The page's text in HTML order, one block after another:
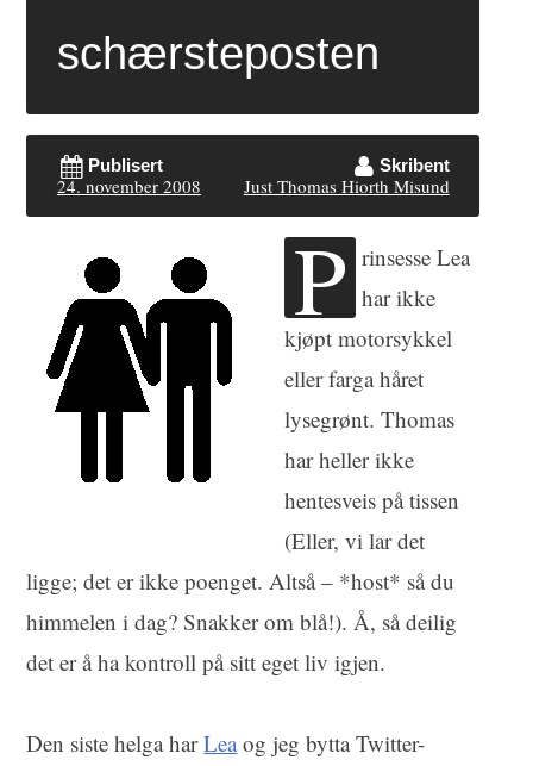
schærsteposten
Publisert
24. november 2008
Skribent
Just Thomas Hiorth Misund
P rinsesse Lea
har ikke
kjøpt motorsykkel
eller farga håret
lysegrønt. Thomas
har heller ikke
hentesveis på tissen
(Eller, vi lar det
ligge; det er ikke poenget. Altså – *host* så du
himmelen i dag? Snakker om blå!). Å, så deilig
det er å ha kontroll på sitt eget liv igjen.
Den siste helga harLeaog jeg bytta Twitter-